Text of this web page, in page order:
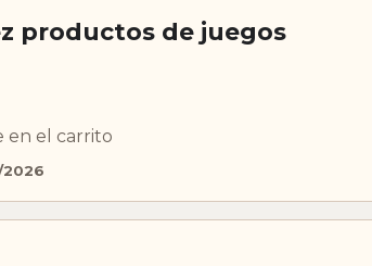
productos de juegos
en el carrito
2026